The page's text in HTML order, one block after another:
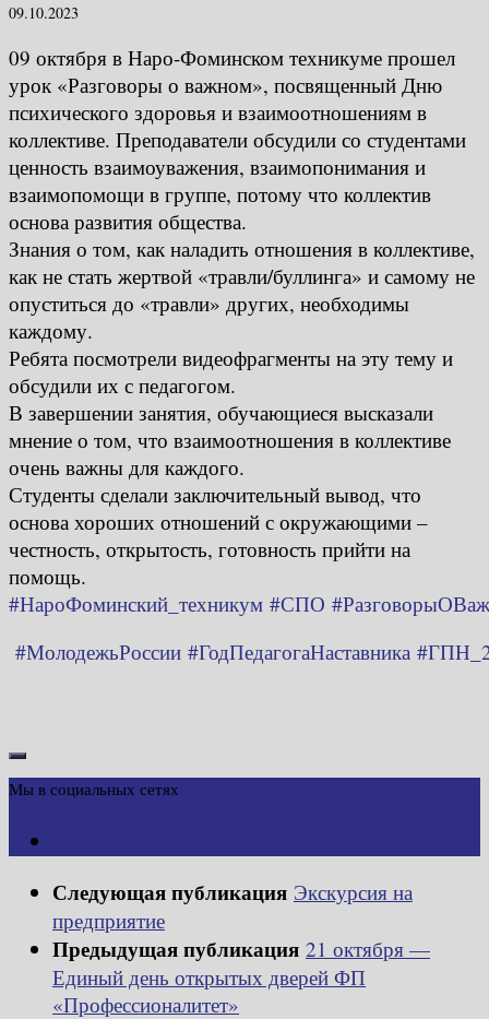
09.10.2023
09 октября в Наро-Фоминском техникуме прошел
урок «Разговоры о важном», посвященный Дню
психического здоровья и взаимоотношениям в
коллективе. Преподаватели обсудили со студентами
ценность взаимоуважения, взаимопонимания и
взаимопомощи в группе, потому что коллектив
основа развития общества.
Знания о том, как наладить отношения в коллективе,
как не стать жертвой «травли/буллинга» и самому не
опуститься до «травли» других, необходимы
каждому.
Ребята посмотрели видеофрагменты на эту тему и
обсудили их с педагогом.
В завершении занятия, обучающиеся высказали
мнение о том, что взаимоотношения в коллективе
очень важны для каждого.
Студенты сделали заключительный вывод, что
основа хороших отношений с окружающими –
честность, открытость, готовность прийти на
помощь.
#НароФоминский_техникум #СПО
#МолодежьРоссии #ГодПедагогаНаставника
Мы в социальных сетях
Следующая публикация Экскурсия на
предприятие
Предыдущая публикация 21 октября —
Единый день открытых дверей ФП
«Профессионалитет»